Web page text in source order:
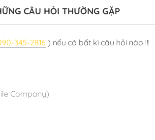
CÂU HỎI THƯỜNG GẶP
345-2816 ) nếu có bất kì câu hỏi nào !!!
Company)